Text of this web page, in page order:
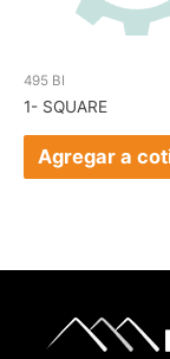
495 BI
1- SQUARE
Agregar a